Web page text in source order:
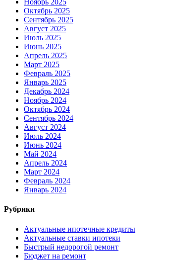
Ноябрь 2025
Октябрь 2025
Сентябрь 2025
Август 2025
Июль 2025
Июнь 2025
Апрель 2025
Март 2025
Февраль 2025
Январь 2025
Декабрь 2024
Ноябрь 2024
Октябрь 2024
Сентябрь 2024
Август 2024
Июль 2024
Июнь 2024
Май 2024
Апрель 2024
Март 2024
Февраль 2024
Январь 2024
Рубрики
Актуальные ипотечные кредиты
Актуальные ставки ипотеки
Быстрый недорогой ремонт
Бюджет на ремонт